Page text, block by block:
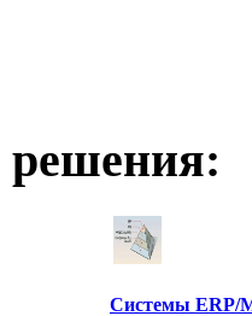
решения:
Системы ERP/